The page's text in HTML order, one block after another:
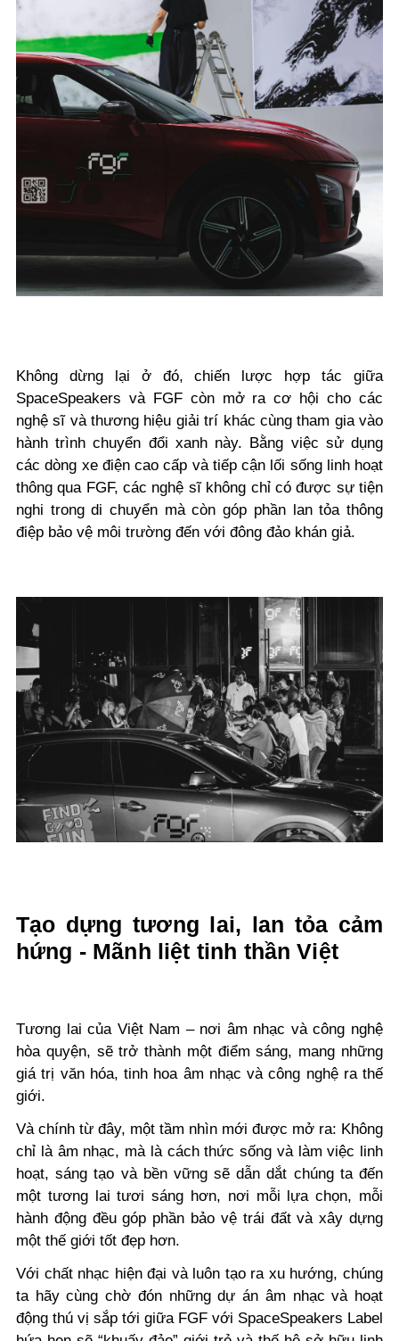
Không dừng lại ở đó, chiến lược hợp tác giữa
SpaceSpeakers và FGF còn mở ra cơ hội cho các
nghệ sĩ và thương hiệu giải trí khác cùng tham gia vào
hành trình chuyển đổi xanh này. Bằng việc sử dụng
các dòng xe điện cao cấp và tiếp cận lối sống linh hoạt
thông qua FGF, các nghệ sĩ không chỉ có được sự tiện
nghi trong di chuyển mà còn góp phần lan tỏa thông
điệp bảo vệ môi trường đến với đông đảo khán giả.
Tạo dựng tương lai, lan tỏa cảm
hứng - Mãnh liệt tinh thần Việt
Tương lai của Việt Nam – nơi âm nhạc và công nghệ
hòa quyện, sẽ trở thành một điểm sáng, mang những
giá trị văn hóa, tinh hoa âm nhạc và công nghệ ra thế
giới.
Và chính từ đây, một tầm nhìn mới được mở ra: Không
chỉ là âm nhạc, mà là cách thức sống và làm việc linh
hoạt, sáng tạo và bền vững sẽ dẫn dắt chúng ta đến
một tương lai tươi sáng hơn, nơi mỗi lựa chọn, mỗi
hành động đều góp phần bảo vệ trái đất và xây dựng
một thế giới tốt đẹp hơn.
Với chất nhạc hiện đại và luôn tạo ra xu hướng, chúng
ta hãy cùng chờ đón những dự án âm nhạc và hoạt
động thú vị sắp tới giữa FGF với SpaceSpeakers Label